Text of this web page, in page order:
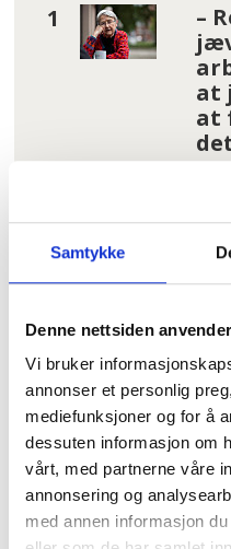
Samtykke
Denne nettsiden
Vi bruker
annonser et personlig
mediefunksjoner og for å
dessuten informasjon om
vårt, med partnerne våre
annonsering og
med annen informasjon
–
at
at
på
I